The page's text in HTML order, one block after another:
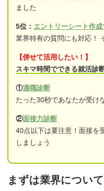
ました
5位： エントリーシート作
業界特有の質問にも対応！
【併せて活用したい！】
スキマ時間でできる就活診
①適職診断
たった30秒であなたが受け
②面接力診断
40点以下は要注意！面接を
しましょう
まずは業界につい